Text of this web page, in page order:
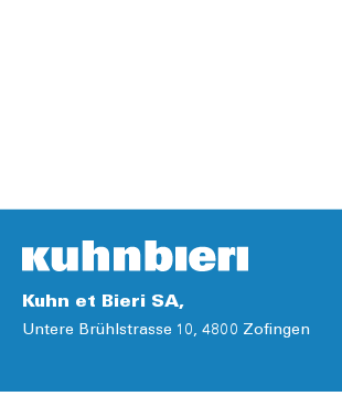
Kuhn et Bieri SA,
Untere Brühlstrasse 10, 4800 Zofingen